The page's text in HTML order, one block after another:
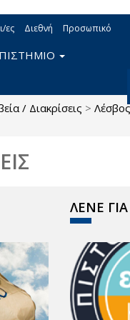
ες Διεθνή Προσωπικό
/ Διακρίσεις > Λέσβος
ΛΕΝΕ